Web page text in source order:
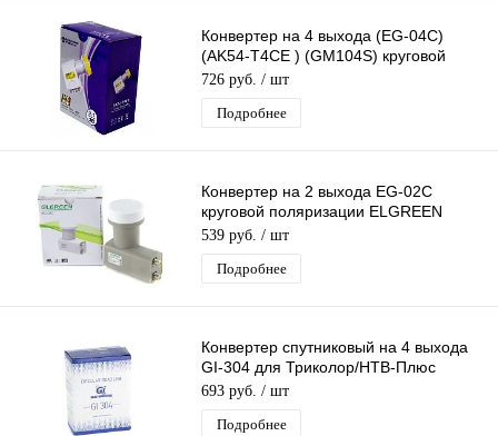
Конвертер на 4 выхода (EG-04C)
(AK54-T4CE ) (GM104S) круговой
поляризации QUAD дляТриколор/НТВ
726 руб. / шт
Подробнее
Конвертер на 2 выхода EG-02C
круговой поляризации ELGREEN
TWIN дляТриколор/НТВ-Плюс
539 руб. / шт
Подробнее
Конвертер спутниковый на 4 выхода
GI-304 для Триколор/НТВ-Плюс
круговой поляризации Galaxy
Innovatio
693 руб. / шт
Подробнее